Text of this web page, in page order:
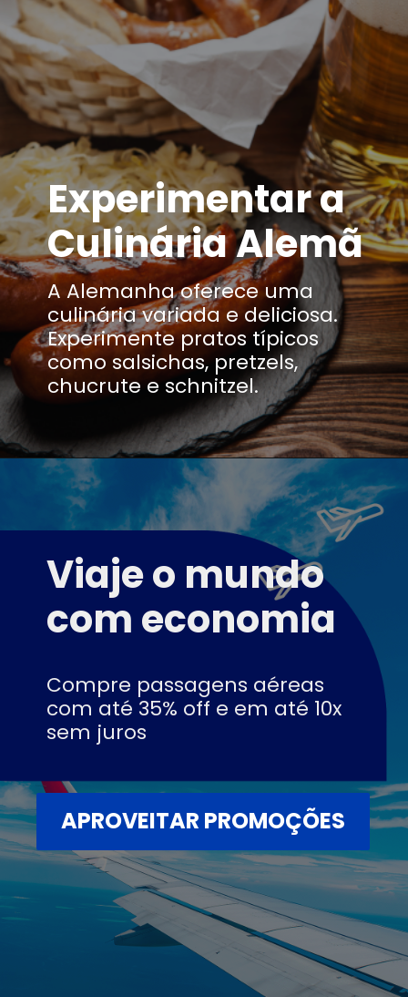
Experimentar a
Culinária Alemã
A Alemanha oferece uma
culinária variada e deliciosa.
Experimente pratos típicos
como salsichas,pretzels,
chucrute e schnitzel.
Viaje o mundo
com economia
Compre passagens aéreas
com até 35% off e em até 10x
sem juros
APROVEITAR PROMOÇÕES